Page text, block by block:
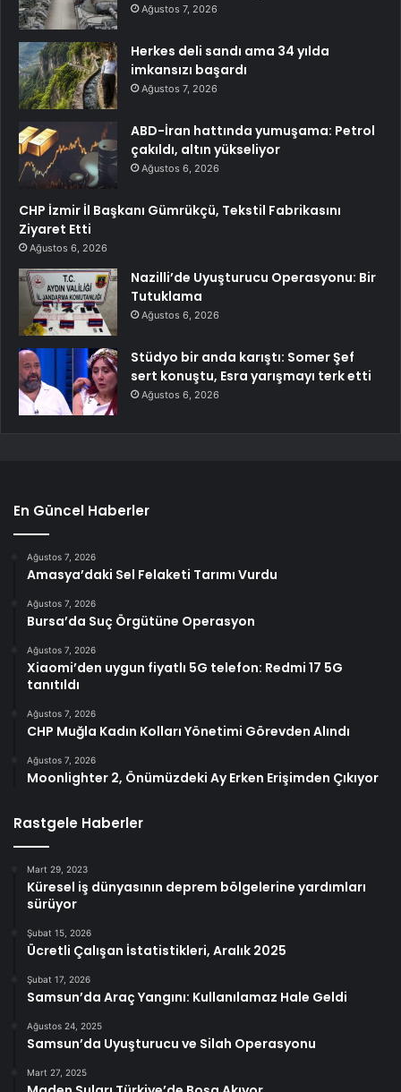
Ağustos 7, 2026
Herkes deli sandı ama 34 yılda
imkansızı başardı
Ağustos 7, 2026
ABD-İran hattında yumuşama: Petrol
çakıldı, altın yükseliyor
Ağustos 6, 2026
CHP İzmir İl Başkanı Gümrükçü, Tekstil Fabrikasını
Ziyaret Etti
Ağustos 6, 2026
Nazilli’de Uyuşturucu Operasyonu: Bir
Tutuklama
Ağustos 6, 2026
Stüdyo bir anda karıştı: Somer Şef
sert konuştu, Esra yarışmayı terk etti
Ağustos 6, 2026
En Güncel Haberler
Ağustos 7, 2026
Amasya’daki Sel Felaketi Tarımı Vurdu
Ağustos 7, 2026
Bursa’da Suç Örgütüne Operasyon
Ağustos 7, 2026
Xiaomi’den uygun fiyatlı 5G telefon: Redmi 17 5G
tanıtıldı
Ağustos 7, 2026
CHP Muğla Kadın Kolları Yönetimi Görevden Alındı
Ağustos 7, 2026
Moonlighter 2, Önümüzdeki Ay Erken Erişimden Çıkıyor
Rastgele Haberler
Mart 29, 2023
Küresel iş dünyasının deprem bölgelerine yardımları
sürüyor
Şubat 15, 2026
Ücretli Çalışan İstatistikleri, Aralık 2025
Şubat 17, 2026
Samsun’da Araç Yangını: Kullanılamaz Hale Geldi
Ağustos 24, 2025
Samsun’da Uyuşturucu ve Silah Operasyonu
Mart 27, 2025